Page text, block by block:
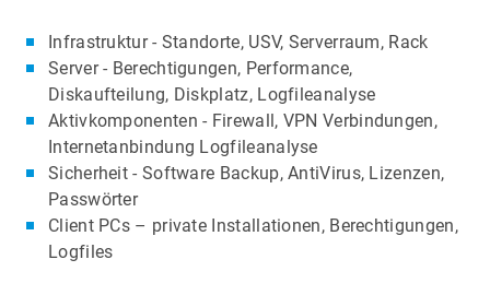
Infrastruktur - Standorte, USV, Serverraum, Rack
Server - Berechtigungen, Performance,
Diskaufteilung, Diskplatz, Logfileanalyse
Aktivkomponenten - Firewall, VPN Verbindungen,
Internetanbindung Logfileanalyse
Sicherheit - Software Backup, AntiVirus, Lizenzen,
Passwörter
Client PCs – private Installationen, Berechtigungen,
Logfiles